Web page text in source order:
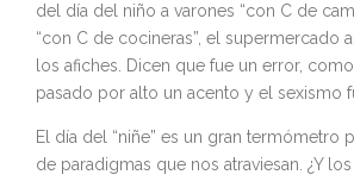
del día del niño a varones “con C de
“con C de cocineras”, el supermercado
los afiches. Dicen que fue un error,
pasado por alto un acento y el sexismo
El día del “niñe” es un gran termómetro
de paradigmas que nos atraviesan. ¿Y